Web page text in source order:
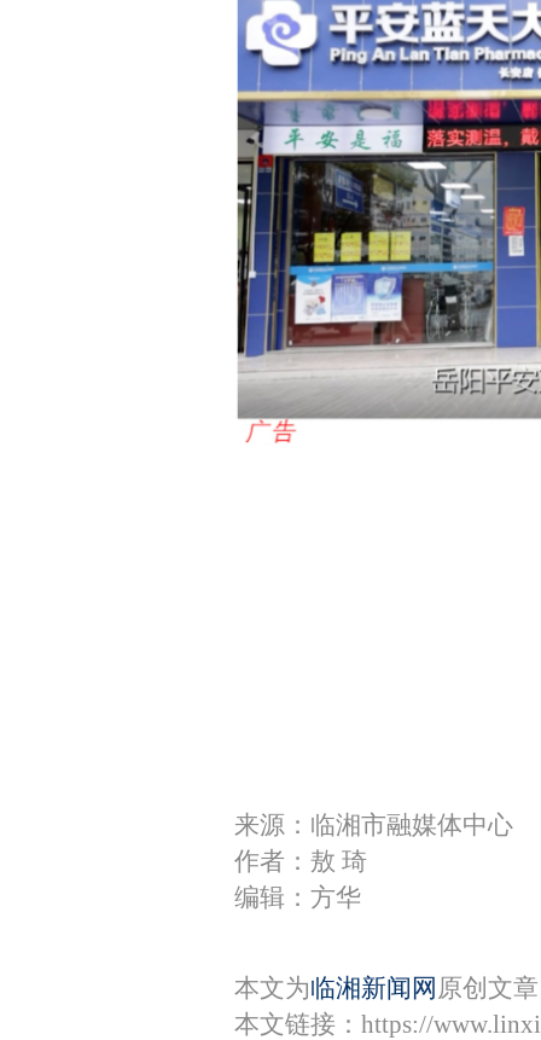
来源：临湘市融媒体中心
作者：敖 琦
编辑：方华
本文为临湘新闻网 原创文
本文链接： https://